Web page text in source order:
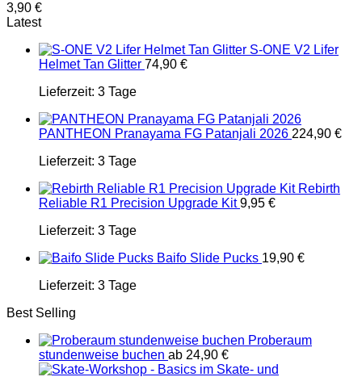
3,90 €
Latest
S-ONE V2 Lifer
Helmet Tan Glitter 74,90 €
Lieferzeit: 3 Tage
PANTHEON Pranayama FG Patanjali 2026 224,90 €
Lieferzeit: 3 Tage
Rebirth
Reliable R1 Precision Upgrade Kit 9,95 €
Lieferzeit: 3 Tage
Baifo Slide Pucks 19,90 €
Lieferzeit: 3 Tage
Best Selling
Proberaum
stundenweise buchen ab 24,90 €